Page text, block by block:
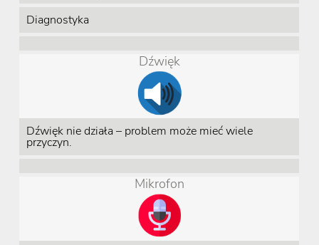
Diagnostyka
Dźwięk
Dźwięk nie działa – problem może mieć wiele
przyczyn.
Mikrofon